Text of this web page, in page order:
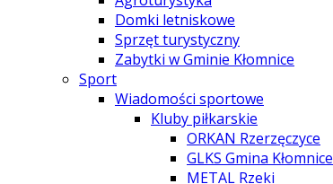
Domki letniskowe
Sprzęt turystyczny
Zabytki w Gminie Kłomnice
Sport
Wiadomości sportowe
Kluby piłkarskie
ORKAN Rzerzęczyce
GLKS Gmina Kłomnice
METAL Rzeki